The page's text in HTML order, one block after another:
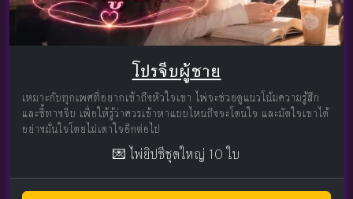
โปรจีบผู้ชาย
เหมาะกับทุกเพศที่อยากเข้าถึงหัวใจเขา ไพ่จะช่วยดูแนวโน้มความรู้สึก
และชี้ทางจีบ เพื่อให้รู้ว่าควรเข้าหาแบบไหนถึงจะโดนใจ และมัดใจเขาได้
อย่างมั่นใจโดยไม่เดาใจอีกต่อไป
💌 ไพ่ยิปซีชุดใหญ่ 10 ใบ